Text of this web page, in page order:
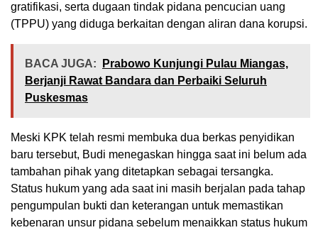
gratifikasi, serta dugaan tindak pidana pencucian uang
(TPPU) yang diduga berkaitan dengan aliran dana korupsi.
BACA JUGA:
Prabowo Kunjungi Pulau Miangas,
Berjanji Rawat Bandara dan Perbaiki Seluruh
Puskesmas
Meski KPK telah resmi membuka dua berkas penyidikan
baru tersebut, Budi menegaskan hingga saat ini belum ada
tambahan pihak yang ditetapkan sebagai tersangka.
Status hukum yang ada saat ini masih berjalan pada tahap
pengumpulan bukti dan keterangan untuk memastikan
kebenaran unsur pidana sebelum menaikkan status hukum